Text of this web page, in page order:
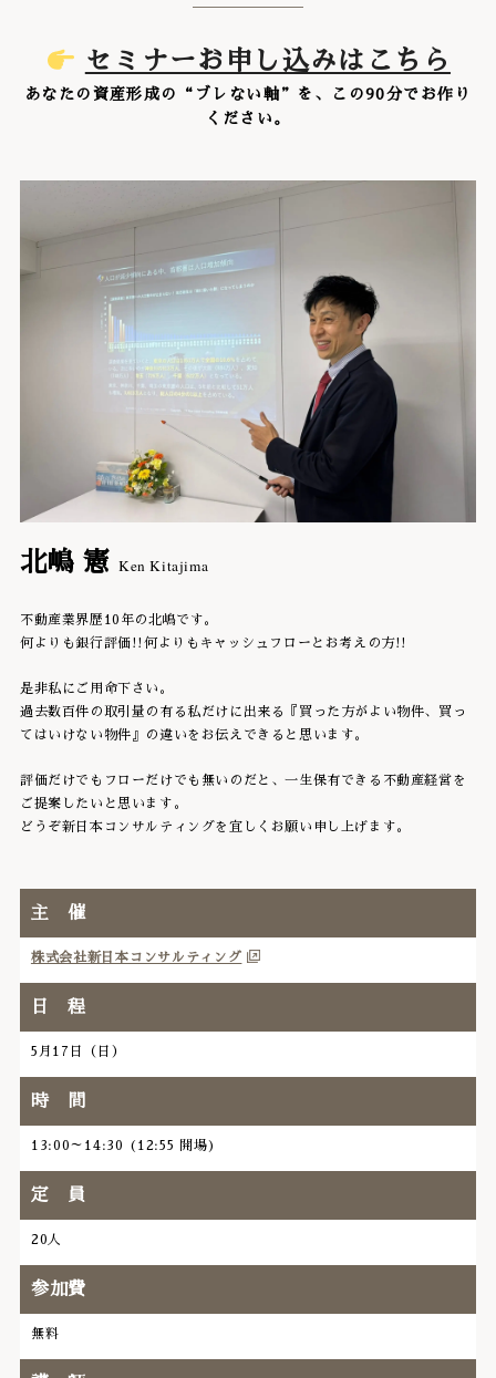
セミナーお申し込みはこちら
あなたの資産形成の“ブレない軸”を、この90分でお作り
ください。
北嶋 憲 Ken Kitajima
不動産業界歴10年の北嶋です。
何よりも銀行評価!!何よりもキャッシュフローとお考えの方!!
是非私にご用命下さい。
過去数百件の取引量の有る私だけに出来る『買った方がよい物件、買っ
てはいけない物件』の違いをお伝えできると思います。
評価だけでもフローだけでも無いのだと、一生保有できる不動産経営を
ご提案したいと思います。
どうぞ新日本コンサルティングを宜しくお願い申し上げます。
主 催
株式会社新日本コンサルティング
日 程
5月17日（日）
時 間
13:00～14:30 (12:55 開場)
定 員
20人
参加費
無料